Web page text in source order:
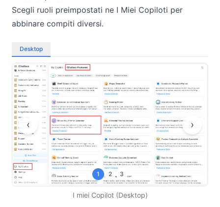
Scegli ruoli preimpostati ne I Miei Copiloti per
abbinare compiti diversi.
Desktop
‹ ›
1 2 3
I miei Copilot (Desktop)